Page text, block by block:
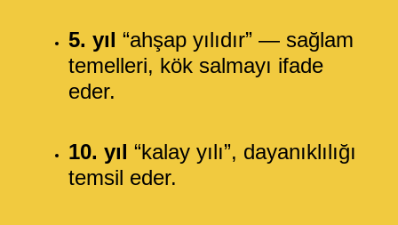
5. yıl “ahşap yılıdır” — sağlam
temelleri, kök salmayı ifade
eder.
10. yıl “kalay yılı”, dayanıklılığı
temsil eder.